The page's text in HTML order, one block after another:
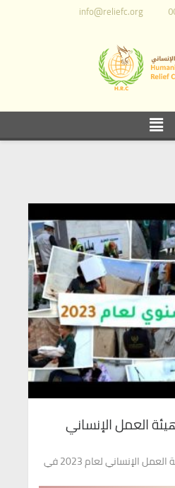
info@reliefc.org
العمل الإنساني
التقرير السنوي لأعمال هيئة العمل الإنساني لعام 2023 في